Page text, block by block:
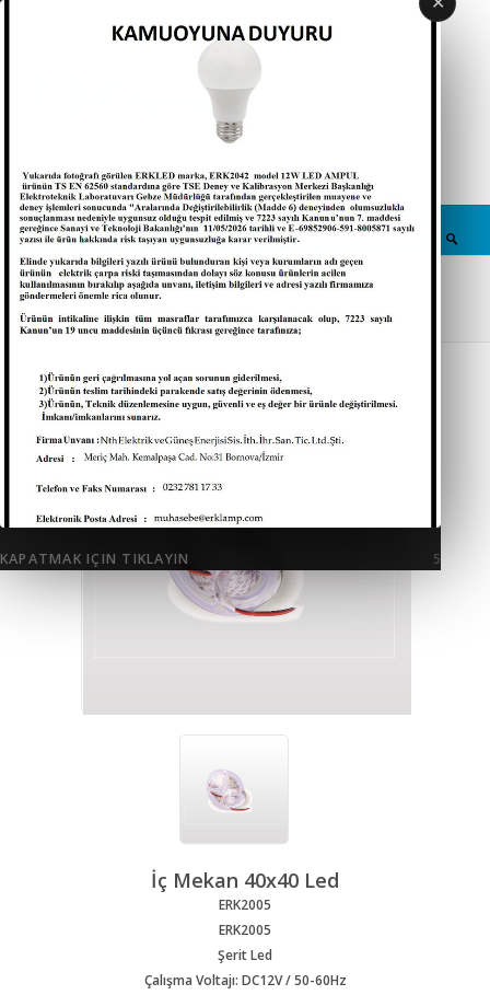
KAPATMAK IÇIN TIKLAYIN 5
Katalog (indir) e-Katalog Bayi Giriş
:: MENU ::
İç Mekan 40x40 Led
İç Mekan 40x40 Led
ERK2005
ERK2005
Şerit Led
Çalışma Voltajı: DC12V / 50-60Hz